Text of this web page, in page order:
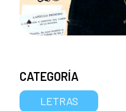
CATEGORÍA
LETRAS